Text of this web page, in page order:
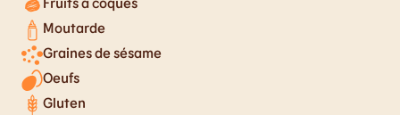
Moutarde
Graines de sésame
Oeufs
Gluten